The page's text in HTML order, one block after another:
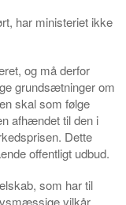
har ministeriet ikke
og må derfor
grundsætninger om
skal som følge
afhændet til den i
Dette
offentligt udbud.
som har til
vilkår,